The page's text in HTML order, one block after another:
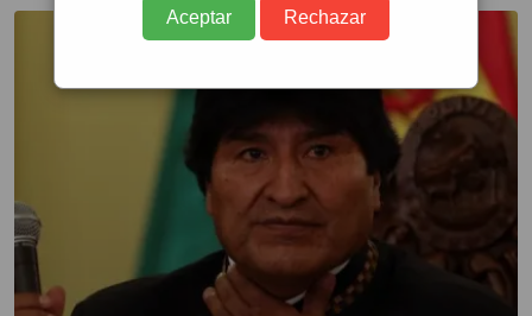
Aceptar Rechazar